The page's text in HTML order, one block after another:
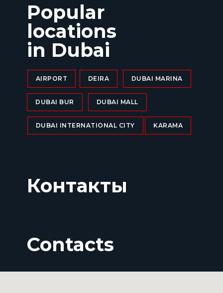
AIRPORT
KARAMA
DUBAI INTERNATIONAL CITY
DUBAI MALL
DUBAI BUR
DUBAI MARINA
DEIRA
Popular
locations
in Dubai
Контакты
Contacts